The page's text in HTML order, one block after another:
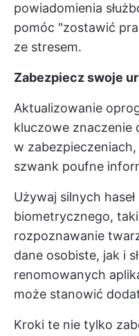
powiadomienia
pomóc "zostawić
ze stresem.
Zabezpiecz swoje
Aktualizowanie
kluczowe znaczenie
w
szwank poufne
Używaj silnych
biometrycznego,
rozpoznawanie
dane osobiste, jak i
renomowanych
może stanowić
Kroki te nie tylko